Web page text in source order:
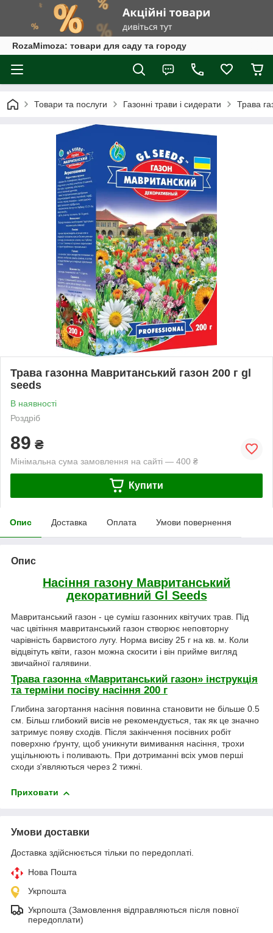
RozaMimoza: товари для саду та городу
Товари та послуги Газонні трави і сидерати Трава
Трава газонна Мавританський газон 200 г gl
seeds
В наявності
Роздріб
89 ₴
Мінімальна сума замовлення на сайті — 400 ₴
Купити
Опис Доставка Оплата Умови повернення
Опис
Насіння газону Мавританський
декоративний Gl Seeds
Мавританський газон - це суміш газонних квітучих трав. Під
час цвітіння мавританський газон створює неповторну
чарівність барвистого лугу. Норма висіву 25 г на кв. м. Коли
відцвітуть квіти, газон можна скосити і він прийме вигляд
звичайної галявини.
Трава газонна «Мавританський газон» інструкція
та терміни посіву насіння 200 г
Глибина загортання насіння повинна становити не більше 0.5
см. Більш глибокий висів не рекомендується, так як це значно
затримує появу сходів. Після закінчення посівних робіт
поверхню ґрунту, щоб уникнути вимивання насіння, трохи
ущільнюють і поливають. При дотриманні всіх умов перші
сходи з'являються через 2 тижні.
Приховати
Умови доставки
Доставка здійснюється тільки по передоплаті.
Нова Пошта
Укрпошта
Укрпошта (Замовлення відправляються після повної
передоплати)